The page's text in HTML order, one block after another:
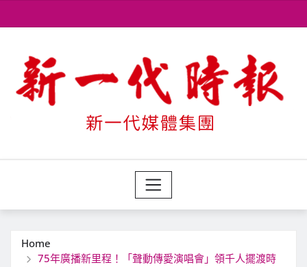
to
Home
75年廣播新里程！「聲動傳愛演唱會」領千人擺渡時